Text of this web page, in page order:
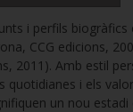
i perfils biogràfics
CCG edicions,
2011). Amb estil
quotidianes i els
un nou estadi